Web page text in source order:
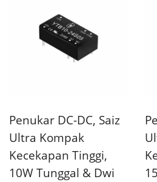
Penukar DC-DC, Saiz
Ultra Kompak
Kecekapan Tinggi,
10W Tunggal & Dwi